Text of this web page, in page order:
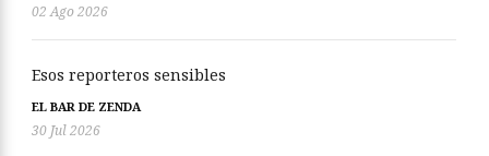
02 Ago 2026
Esos reporteros sensibles
EL BAR DE ZENDA
30 Jul 2026